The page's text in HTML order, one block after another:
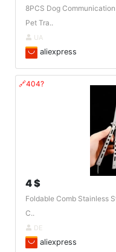
8PCS Dog
Pet Tra..
UA
aliexpress
🔗404?
4 $
Foldable Comb Stainless
C..
DE
aliexpress